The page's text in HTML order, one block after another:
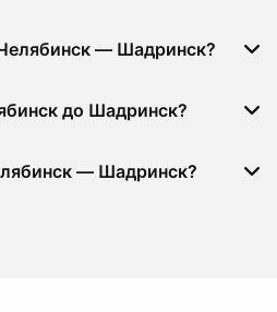
— Шадринск?
до Шадринск?
— Шадринск?